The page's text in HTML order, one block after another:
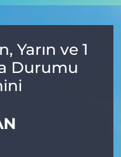
Yarın ve 1
Durumu